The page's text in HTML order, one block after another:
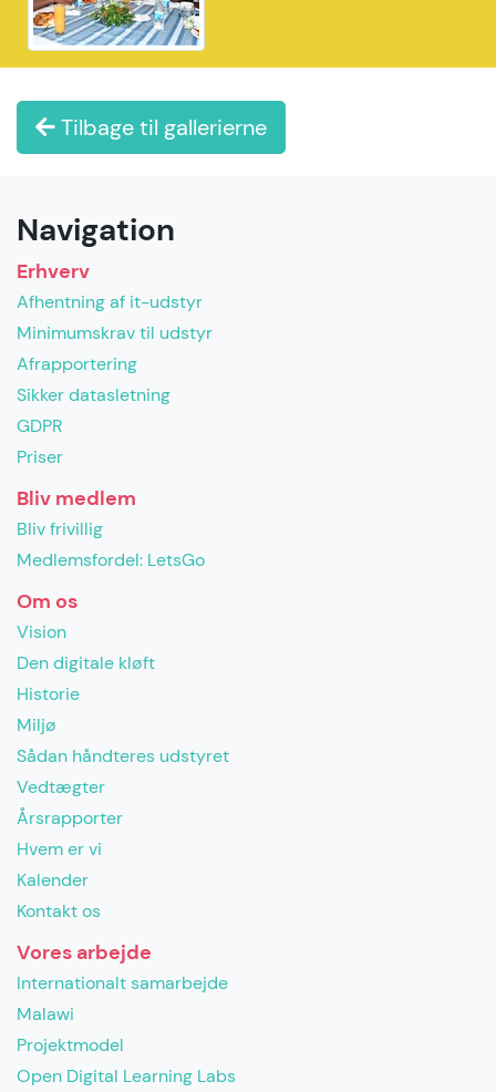
Tilbage til gallerierne
Navigation
Erhverv
Afhentning af it-udstyr
Minimumskrav til udstyr
Afrapportering
Sikker datasletning
GDPR
Priser
Bliv medlem
Bliv frivillig
Medlemsfordel: LetsGo
Om os
Vision
Den digitale kløft
Historie
Miljø
Sådan håndteres udstyret
Vedtægter
Årsrapporter
Hvem er vi
Kalender
Kontakt os
Vores arbejde
Internationalt samarbejde
Malawi
Projektmodel
Open Digital Learning Labs